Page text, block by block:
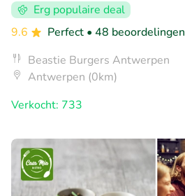
Erg populaire deal
9.6
Perfect • 48 beoordelingen
Beastie Burgers Antwerpen
Antwerpen (0km)
Verkocht: 733